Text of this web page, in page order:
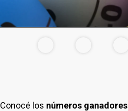
Conocé los números ganadores